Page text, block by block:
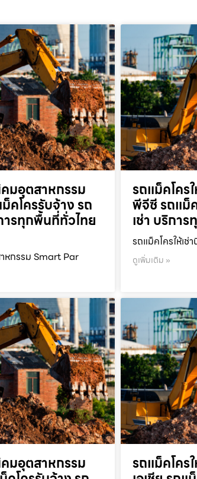
คมอุตสาหกรรม
คโครรับจ้าง รถ
ารทุกพื้นที่ทั่วไทย
หกรรม Smart Par
รถแม็คโคร
พีจีซี รถแม็
เช่า บริกา
รถแม็คโครให้เ
ดูเพิ่มเติม »
คมอุตสาหกรรม รถแม็คโคร